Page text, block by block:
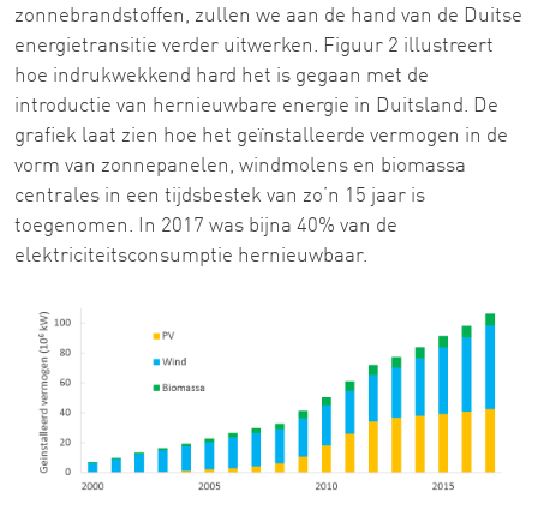
zonnebrandstoffen, zullen we aan de hand van de Duitse
energietransitie verder uitwerken. Figuur 2 illustreert
hoe indrukwekkend hard het is gegaan met de
introductie van hernieuwbare energie in Duitsland. De
grafiek laat zien hoe het geïnstalleerde vermogen in de
vorm van zonnepanelen, windmolens en biomassa
centrales in een tijdsbestek van zo’n 15 jaar is
toegenomen. In 2017 was bijna 40% van de
elektriciteitsconsumptie hernieuwbaar.